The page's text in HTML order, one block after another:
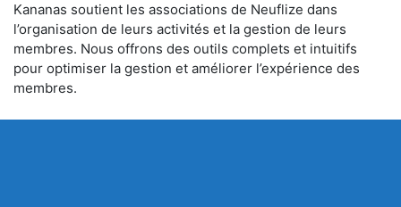
Kananas soutient les associations de Neuflize dans
l’organisation de leurs activités et la gestion de leurs
membres. Nous offrons des outils complets et intuitifs
pour optimiser la gestion et améliorer l’expérience des
membres.